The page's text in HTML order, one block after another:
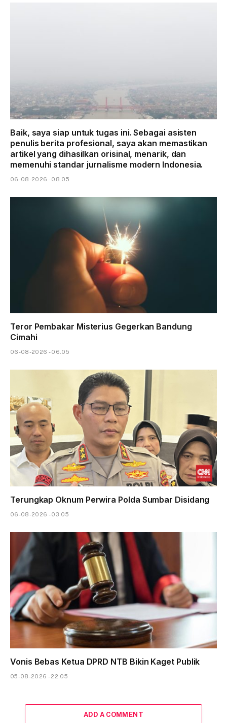
Baik, saya siap untuk tugas ini. Sebagai asisten
penulis berita profesional, saya akan memastikan
artikel yang dihasilkan orisinal, menarik, dan
memenuhi standar jurnalisme modern Indonesia.
06-08-2026 - 08.05
Teror Pembakar Misterius Gegerkan Bandung
Cimahi
06-08-2026 - 06.05
Terungkap Oknum Perwira Polda Sumbar Disidang
06-08-2026 - 03.05
Vonis Bebas Ketua DPRD NTB Bikin Kaget Publik
05-08-2026 - 22.05
ADD A COMMENT